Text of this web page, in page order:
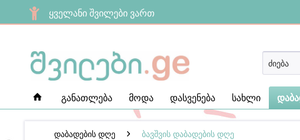
ყველანი შვილები ვართ
განათლება მოდა დასვენება სახლი
დაბადების დღე ბავშვის დაბადების დღე